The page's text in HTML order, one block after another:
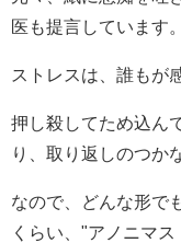
医も提言しています。
ストレスは、誰もが
押し殺してため込ん
り、取り返しのつか
なので、どんな形で
くらい、"アノニマ